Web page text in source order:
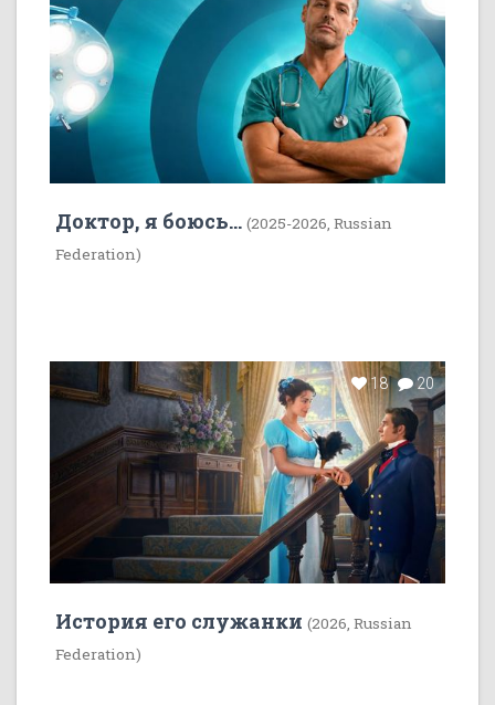
Доктор, я боюсь... (2025-2026, Russian
Federation)
18 20
История его служанки (2026, Russian
Federation)